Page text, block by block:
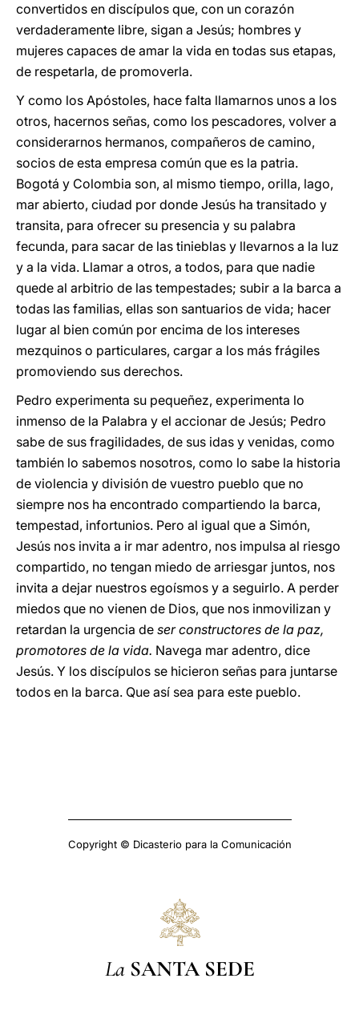
convertidos en discípulos que, con un corazón
verdaderamente libre, sigan a Jesús; hombres y
mujeres capaces de amar la vida en todas sus etapas,
de respetarla, de promoverla.
Y como los Apóstoles, hace falta llamarnos unos a los
otros, hacernos señas, como los pescadores, volver a
considerarnos hermanos, compañeros de camino,
socios de esta empresa común que es la patria.
Bogotá y Colombia son, al mismo tiempo, orilla, lago,
mar abierto, ciudad por donde Jesús ha transitado y
transita, para ofrecer su presencia y su palabra
fecunda, para sacar de las tinieblas y llevarnos a la luz
y a la vida. Llamar a otros, a todos, para que nadie
quede al arbitrio de las tempestades; subir a la barca a
todas las familias, ellas son santuarios de vida; hacer
lugar al bien común por encima de los intereses
mezquinos o particulares, cargar a los más frágiles
promoviendo sus derechos.
Pedro experimenta su pequeñez, experimenta lo
inmenso de la Palabra y el accionar de Jesús; Pedro
sabe de sus fragilidades, de sus idas y venidas, como
también lo sabemos nosotros, como lo sabe la historia
de violencia y división de vuestro pueblo que no
siempre nos ha encontrado compartiendo la barca,
tempestad, infortunios. Pero al igual que a Simón,
Jesús nos invita a ir mar adentro, nos impulsa al riesgo
compartido, no tengan miedo de arriesgar juntos, nos
invita a dejar nuestros egoísmos y a seguirlo. A perder
miedos que no vienen de Dios, que nos inmovilizan y
retardan la urgencia de ser constructores de la paz,
promotores de la vida. Navega mar adentro, dice
Jesús. Y los discípulos se hicieron señas para juntarse
todos en la barca. Que así sea para este pueblo.
Copyright © Dicasterio para la Comunicación
La SANTA SEDE